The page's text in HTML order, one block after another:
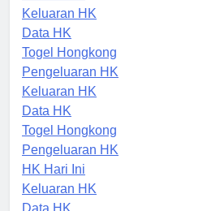
HK Hari Ini
Keluaran HK
Data HK
Togel Hongkong
Pengeluaran HK
Keluaran HK
Data HK
Togel Hongkong
Pengeluaran HK
HK Hari Ini
Keluaran HK